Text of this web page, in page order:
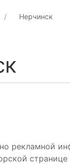
Нерчинск
рекламной